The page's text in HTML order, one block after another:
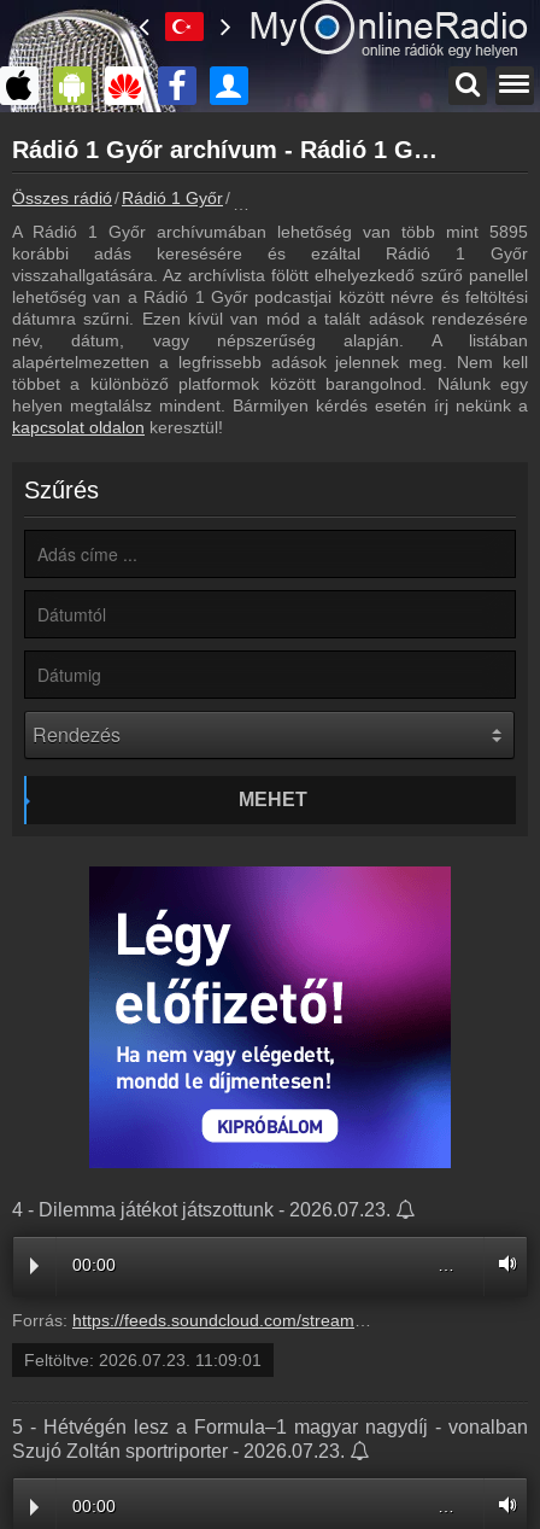
myonlineradio.hu
Rádió 1 Győr
Vissza a Rádió 1 Győr oldalára
Bejelentkezés
Hozz létre saját fiókot!
Most szól
Tudd meg mi szólt eddig
Frekvenciák
Rádió 1 Győr frekvencia
Műsorújság
Webkamera
Rádió 1 Győr webkamera, élőkép
Hírek
Rádió 1 Győr kapcsolatos hírek
Írj nekünk!
Rádiós partnerek
Rádió beágyazás
Ágyazd be weboldaladba
Rádió 1 Győr archívum - Rádió 1 Győr podcasts - Rádió 1 Győr visszahallgatás
Összes rádió Rádió 1 Győr
A Rádió 1 Győr archívumában lehetőség van több mint 5895
korábbi adás keresésére és ezáltal Rádió 1 Győr
visszahallgatására. Az archívlista fölött elhelyezkedő szűrő panellel
lehetőség van a Rádió 1 Győr podcastjai között névre és feltöltési
dátumra szűrni. Ezen kívül van mód a talált adások rendezésére
név, dátum, vagy népszerűség alapján. A listában
alapértelmezetten a legfrissebb adások jelennek meg. Nem kell
többet a különböző platformok között barangolnod. Nálunk egy
helyen megtalálsz mindent. Bármilyen kérdés esetén írj nekünk a
kapcsolat oldalon keresztül!
Szűrés
MEHET
4 - Dilemma játékot játszottunk - 2026.07.23.
00:00
Forrás: https://feeds.soundcloud.com/stream/2366348789-radio1hungary-c9036255-5d95-4761-b89b-9fc0f9a845e2.mp3
Feltöltve: 2026.07.23. 11:09:01
5 - Hétvégén lesz a Formula–1 magyar nagydíj - vonalban
Szujó Zoltán sportriporter - 2026.07.23.
00:00